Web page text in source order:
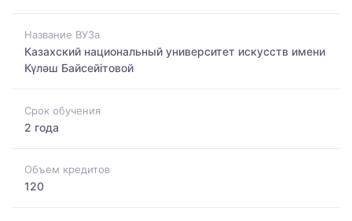
Название ВУЗа
Казахский национальный университет искусств имени
Күләш Байсейітовой
Срок обучения
2 года
Объем кредитов
120